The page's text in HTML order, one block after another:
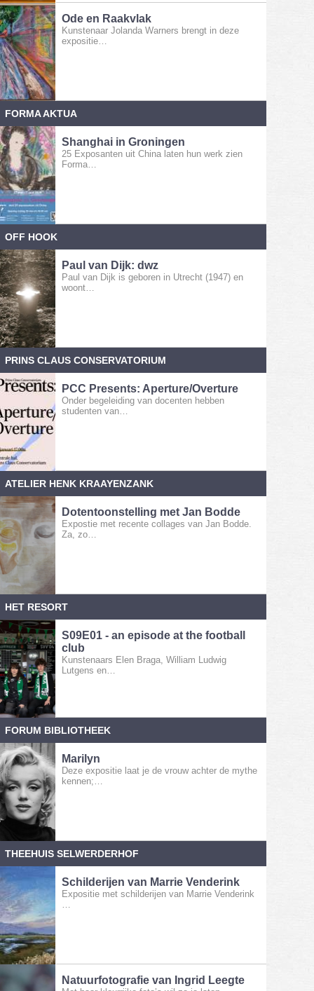
Ode en Raakvlak
Kunstenaar Jolanda Warners brengt in deze
expositie…
FORMA AKTUA
Shanghai in Groningen
25 Exposanten uit China laten hun werk zien
Forma…
OFF HOOK
Paul van Dijk: dwz
Paul van Dijk is geboren in Utrecht (1947) en
woont…
PRINS CLAUS CONSERVATORIUM
PCC Presents: Aperture/Overture
Onder begeleiding van docenten hebben
studenten van…
ATELIER HENK KRAAYENZANK
Dotentoonstelling met Jan Bodde
Expostie met recente collages van Jan Bodde.
Za, zo…
HET RESORT
S09E01 - an episode at the football
club
Kunstenaars Elen Braga, William Ludwig
Lutgens en…
FORUM BIBLIOTHEEK
Marilyn
Deze expositie laat je de vrouw achter de mythe
kennen;…
THEEHUIS SELWERDERHOF
Schilderijen van Marrie Venderink
Expositie met schilderijen van Marrie Venderink
…
Natuurfotografie van Ingrid Leegte